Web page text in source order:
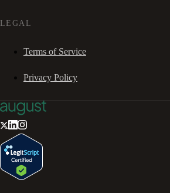
LEGAL
Terms of Service
Privacy Policy